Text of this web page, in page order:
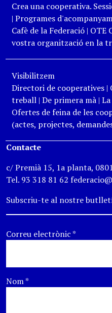
Crea una cooperativa.
| Programes
Cafè de la Federació| OTE
vostra organització en la
Visibilitzem
Directori de cooperatives|
treball| De primera mà|
Ofertes de feina de les
(actes, projectes,
Contacte
c/ Premià 15, 1a planta,
Tel. 93 318 81 62
Subscriu-te al nostre
Correu electrònic*
Nom*